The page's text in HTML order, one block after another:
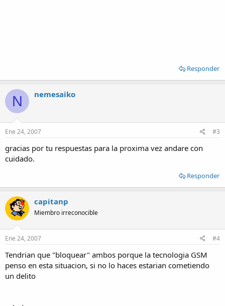
Responder
N nemesaiko
Ene 24, 2007 #3
gracias por tu respuestas para la proxima vez andare con
cuidado.
Responder
capitanp
Miembro irreconocible
Ene 24, 2007 #4
Tendrian que "bloquear" ambos porque la tecnologia GSM
penso en esta situacion, si no lo haces estarian cometiendo
un delito